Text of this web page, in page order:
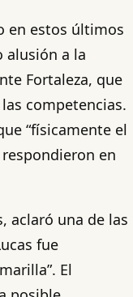
en estos últimos
alusión a la
Fortaleza, que
competencias.
“físicamente el
en
aclaró una de las
fue
El